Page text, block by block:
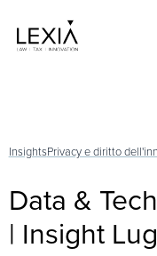
InsightsPrivacy e diritto
Data &
| Insight